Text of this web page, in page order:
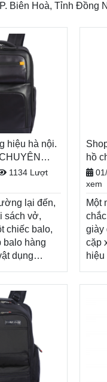
Biên Hoà, Tỉnh Đồng
hiệu hà nội.
ĐẸP
1134 Lượt
lại đến,
sách vở,
chiếc balo,
balo hàng
dụng
một năm
sáng.
tri ân
những
đãi, khuyến
dẫn và đa
hồ
xem
Một
giày
cặp
hiệu
tiếp
mãi